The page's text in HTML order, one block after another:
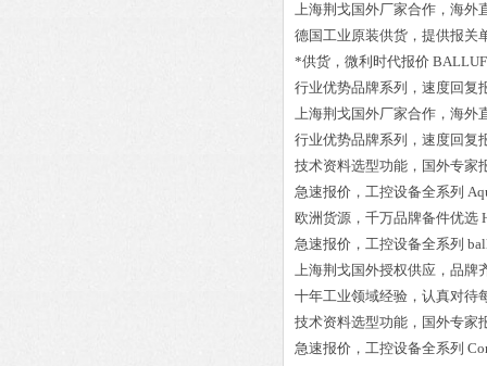
上海荆戈国外厂家合作，海外
德国工业原装供货，提供报关
*供货，微利时代报价
行业优势品牌系列，速度回复
上海荆戈国外厂家合作，海外
行业优势品牌系列，速度回复
技术资料选型功能，国外专家
急速报价，工控设备全系列
欧洲货源，千万品牌备件优选
急速报价，工控设备全系列
上海荆戈国外授权供应，品牌
十年工业领域经验，认真对待
技术资料选型功能，国外专家
急速报价，工控设备全系列